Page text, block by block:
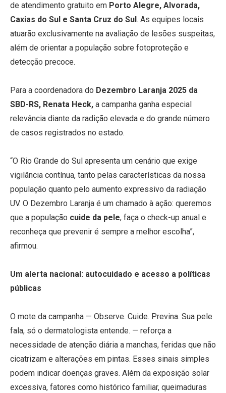
de atendimento gratuito em Porto Alegre, Alvorada,
Caxias do Sul e Santa Cruz do Sul . As equipes locais
atuarão exclusivamente na avaliação de lesões suspeitas,
além de orientar a população sobre fotoproteção e
detecção precoce.
Para a coordenadora do Dezembro Laranja 2025 da
SBD-RS, Renata Heck, a campanha ganha especial
relevância diante da radição elevada e do grande número
de casos registrados no estado.
“O Rio Grande do Sul apresenta um cenário que exige
vigilância contínua, tanto pelas características da nossa
população quanto pelo aumento expressivo da radiação
UV. O Dezembro Laranja é um chamado à ação: queremos
que a população cuide da pele, faça o check-up anual e
reconheça que prevenir é sempre a melhor escolha”,
afirmou.
Um alerta nacional: autocuidado e acesso a políticas
públicas
O mote da campanha — Observe. Cuide. Previna. Sua pele
fala, só o dermatologista entende. — reforça a
necessidade de atenção diária a manchas, feridas que não
cicatrizam e alterações em pintas. Esses sinais simples
podem indicar doenças graves. Além da exposição solar
excessiva, fatores como histórico familiar, queimaduras